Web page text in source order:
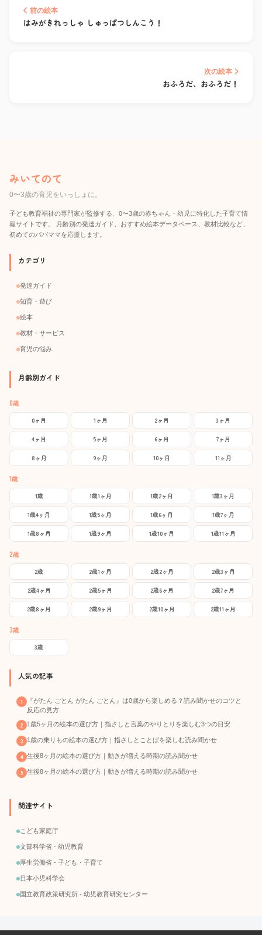
前の絵本
はみがきれっしゃ しゅっぱつしんこう！
次の絵本
おふろだ、おふろだ！
みいてのて
0〜3歳の育児をいっしょに。
子ども教育福祉の専門家が監修する、0〜3歳の赤ちゃん・幼児に特化した子育て情
報サイトです。 月齢別の発達ガイド、おすすめ絵本データベース、教材比較など、
初めてのパパママを応援します。
カテゴリ
発達ガイド
知育・遊び
絵本
教材・サービス
育児の悩み
月齢別ガイド
0歳
0ヶ月 1ヶ月 2ヶ月 3ヶ月
4ヶ月 5ヶ月 6ヶ月 7ヶ月
8ヶ月 9ヶ月 10ヶ月 11ヶ月
1歳
1歳 1歳1ヶ月 1歳2ヶ月 1歳3ヶ月
1歳4ヶ月 1歳5ヶ月 1歳6ヶ月 1歳7ヶ月
1歳8ヶ月 1歳9ヶ月 1歳10ヶ月 1歳11ヶ月
2歳
2歳 2歳1ヶ月 2歳2ヶ月 2歳3ヶ月
2歳4ヶ月 2歳5ヶ月 2歳6ヶ月 2歳7ヶ月
2歳8ヶ月 2歳9ヶ月 2歳10ヶ月 2歳11ヶ月
3歳
3歳
人気の記事
『がたん ごとん がたん ごとん』は0歳から楽しめる？読み聞かせのコツと
反応の見方
1歳5ヶ月の絵本の選び方｜指さしと言葉のやりとりを楽しむ3つの目安
1歳の乗りもの絵本の選び方｜指さしとことばを楽しむ読み聞かせ
生後8ヶ月の絵本の選び方｜動きが増える時期の読み聞かせ
生後8ヶ月の絵本の選び方｜動きが増える時期の読み聞かせ
関連サイト
こども家庭庁
文部科学省 - 幼児教育
厚生労働省 - 子ども・子育て
日本小児科学会
国立教育政策研究所 - 幼児教育研究センター